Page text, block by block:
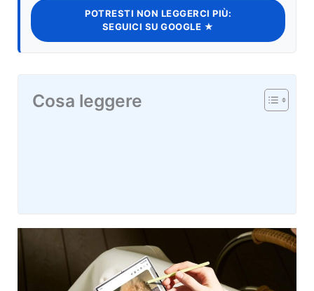
POTRESTI NON LEGGERCI PIÙ:
SEGUICI SU GOOGLE ★
Cosa leggere